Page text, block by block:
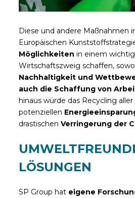
Diese und andere Maßnahmen
Europäischen
Möglichkeiten in einem
Wirtschaftszweig schaffen,
Nachhaltigkeit und
auch die Schaffung von
hinaus würde das Recycling
potenziellen
drastischenVerringerung der
LÖSUNGEN
SP Group hat eigene